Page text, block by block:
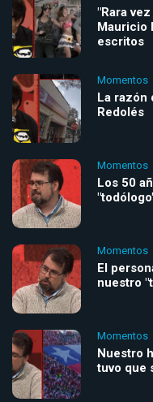
"Rara
Mauricio
escritos
Momentos
La razón
Redolés
Momentos
Los 50
Momentos
El
nuestro
Momentos
Nuestro
tuvo que